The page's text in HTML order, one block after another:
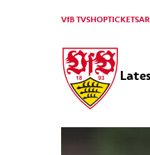
VfB TVSHOPTICKETS